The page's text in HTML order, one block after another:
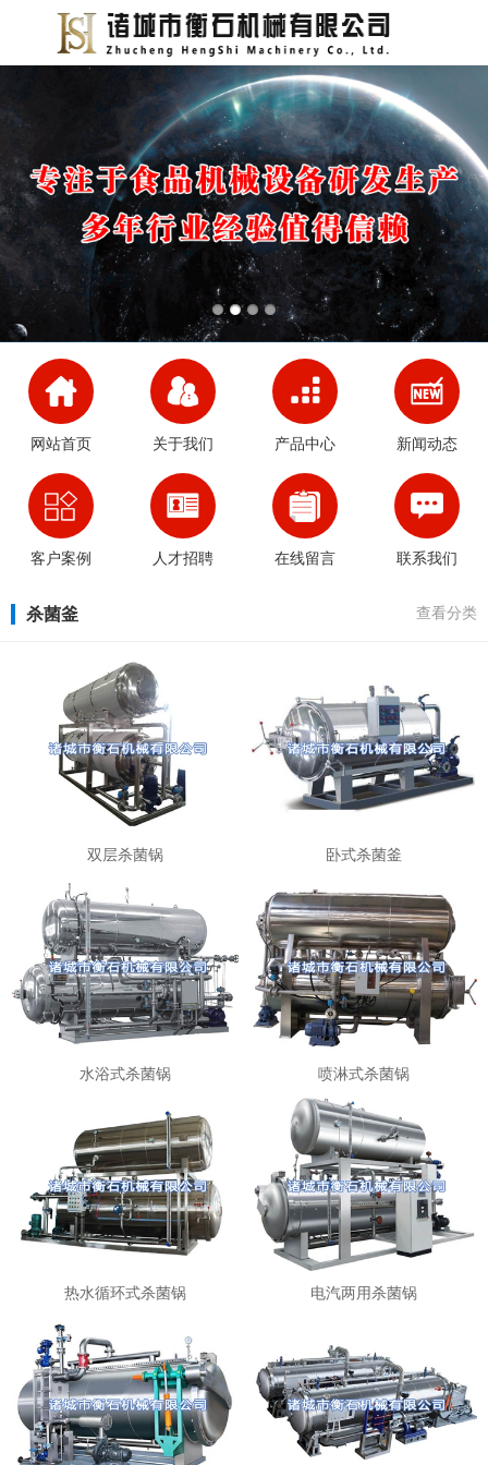
网站首页 关于我们 产品中心 新闻动态
客户案例 人才招聘 在线留言 联系我们
杀菌釜 查看分类
双层杀菌锅 卧式杀菌釜
水浴式杀菌锅 喷淋式杀菌锅
热水循环式杀菌锅 电汽两用杀菌锅